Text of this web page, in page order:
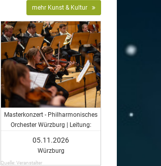
mehr Kunst & Kultur
Masterkonzert - Philharmonisches
Orchester Würzburg | Leitung:
05.11.2026
Würzburg
Quelle: Veranstalter